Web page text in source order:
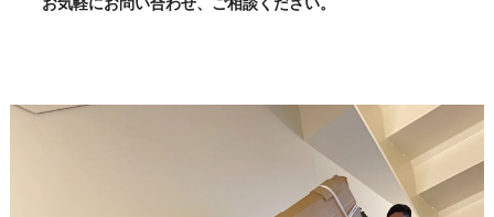
お気軽にお問い合わせ、ご相談ください。